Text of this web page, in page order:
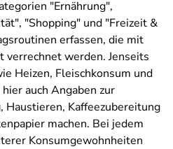
"Ernährung",
"Shopping" und "Freizeit &
erfassen, die mit
verrechnet werden. Jenseits
Heizen, Fleischkonsum und
auch Angaben zur
Kaffeezubereitung
machen. Bei jedem
Konsumgewohnheiten